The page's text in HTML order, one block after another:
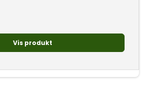
Vis produkt